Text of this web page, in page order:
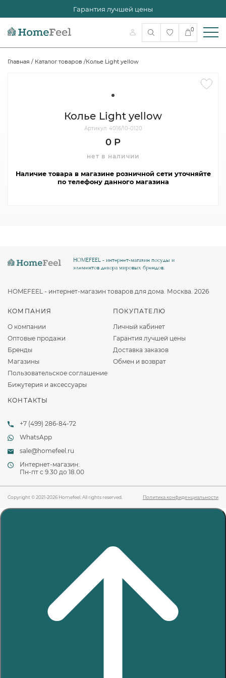
Гарантия лучшей цены
0
Главная / Каталог товаров /Колье Light yellow
Колье Light yellow
Артикул: 4016/10-0120
0 Р
нет в наличии
Наличие товара в магазине розничной сети уточняйте
по телефону данного магазина
КОМПАНИЯ
О компании
Оптовые продажи
Бренды
Магазины
Пользовательское соглашение
Бижутерия и аксессуары
ПОКУПАТЕЛЮ
Личный кабинет
Гарантия лучшей цены
Доставка заказов
Обмен и возврат
КОНТАКТЫ
+7 (499) 286-84-72
WhatsApp
sale@homefeel.ru
Интернет-магазин:
Пн-пт c 9.30 до 18.00
HOMEFEEL - интернет-магазин посуды и
элементов декора мировых брендов.
HOMEFEEL - интернет-магазин товаров для дома. Москва. 2026
Copyright © 2021-2026 Homefeel. All rights reserved. Политика конфиденциальности